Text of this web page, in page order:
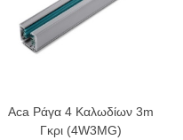
Aca Ράγα 4 Καλωδίων 3m
Γκρι (4W3MG)